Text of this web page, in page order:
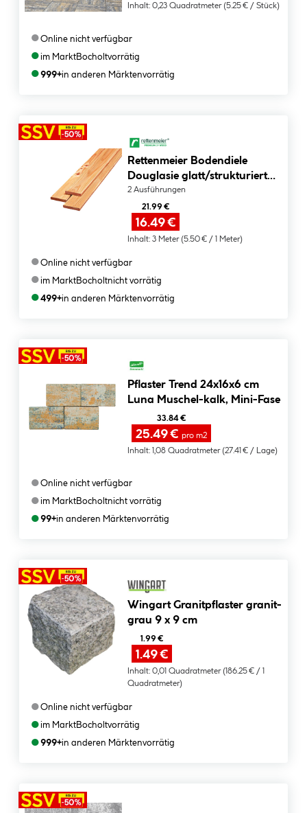
Inhalt: 0,23 Quadratmeter (5.25 € / Stück)
●Online nicht verfügbar
●im MarktBocholtvorrätig
●999+in anderen Märktenvorrätig
Rettenmeier Bodendiele
Douglasie glatt/strukturiert
300 x 14,5 x 2,8 cm
2 Ausführungen
21.99 €
16.49 €
Inhalt: 3 Meter (5.50 € / 1 Meter)
●Online nicht verfügbar
●im MarktBocholtnicht vorrätig
●499+in anderen Märktenvorrätig
Pflaster Trend 24x16x6 cm
Luna Muschel-kalk, Mini-Fase
33.84 €
25.49 €pro m2
Inhalt: 1,08 Quadratmeter (27.41 € / Lage)
●Online nicht verfügbar
●im MarktBocholtnicht vorrätig
●99+in anderen Märktenvorrätig
Wingart Granitpflaster granit-
grau 9 x 9 cm
1.99 €
1.49 €
Inhalt: 0,01 Quadratmeter (186.25 € / 1
Quadratmeter)
●Online nicht verfügbar
●im MarktBocholtvorrätig
●999+in anderen Märktenvorrätig